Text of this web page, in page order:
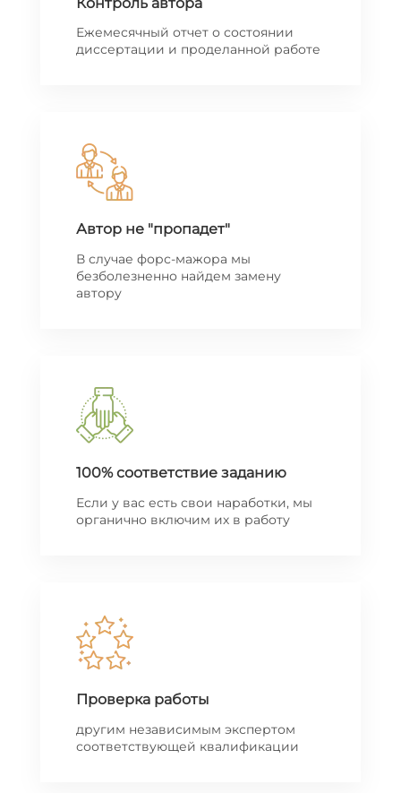
Ежемесячный отчет о состоянии
диссертации и проделанной работе
Автор не "пропадет"
В случае форс-мажора мы
безболезненно найдем замену
автору
100% соответствие заданию
Если у вас есть свои наработки, мы
органично включим их в работу
Проверка работы
другим независимым экспертом
соответствующей квалификации